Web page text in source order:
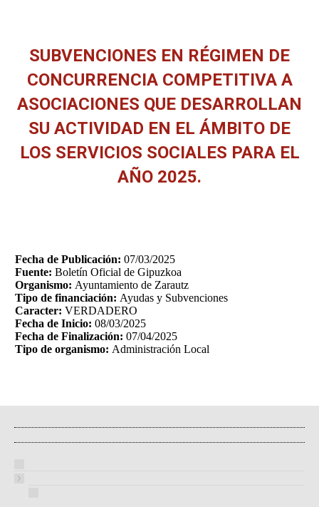
SUBVENCIONES EN RÉGIMEN DE
CONCURRENCIA COMPETITIVA A
ASOCIACIONES QUE DESARROLLAN
SU ACTIVIDAD EN EL ÁMBITO DE
LOS SERVICIOS SOCIALES PARA EL
AÑO 2025.
Fecha de Publicación: 07/03/2025
Fuente: Boletín Oficial de Gipuzkoa
Organismo: Ayuntamiento de Zarautz
Tipo de financiación: Ayudas y Subvenciones
Caracter: VERDADERO
Fecha de Inicio: 08/03/2025
Fecha de Finalización: 07/04/2025
Tipo de organismo: Administración Local